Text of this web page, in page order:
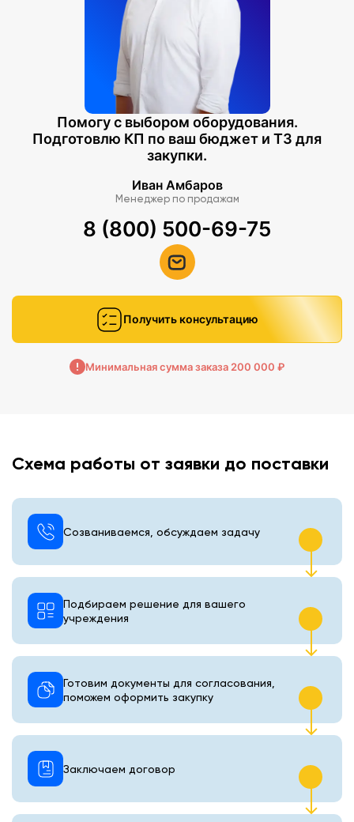
Помогу с выбором оборудования.
Подготовлю КП по ваш бюджет и ТЗ для
закупки.
Иван Амбаров
Менеджер по продажам
8 (800) 500-69-75
Получить консультацию
Минимальная сумма заказа 200 000 ₽
Схема работы от заявки до поставки
Созваниваемся, обсуждаем задачу
Подбираем решение для вашего
учреждения
Готовим документы для согласования,
поможем оформить закупку
Заключаем договор